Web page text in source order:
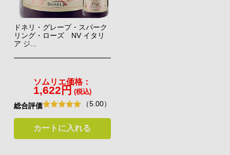
ドネリ・グレープ・スパーク
リング・ローズ NV イタリ
ア ジ...
ソムリエ価格：
1,622円 (税込)
総合評価 （5.00）
カートに入れる